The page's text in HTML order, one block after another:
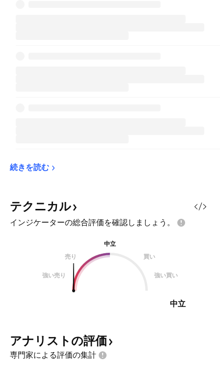
続きを読む
テクニカル
インジケーターの総合評価を確認しましょう。
中立
売り
買い
強い売り 強い買い
中立
アナリストの評価
専門家による評価の集計